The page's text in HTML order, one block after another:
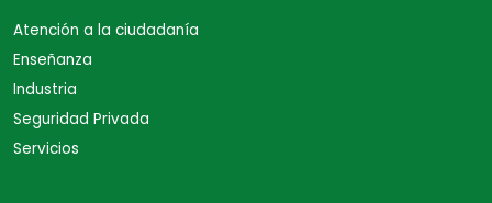
Atención a la ciudadanía
Enseñanza
Industria
Seguridad Privada
Servicios